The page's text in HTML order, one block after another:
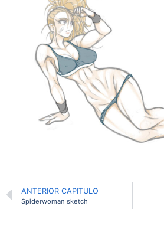
ANTERIOR CAPITULO
Spiderwoman sketch